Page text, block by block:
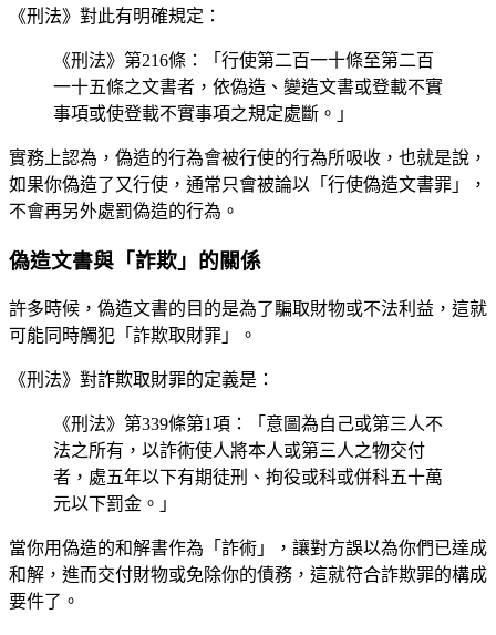
《刑法》對此有明確規定：
《刑法》第216條：「行使第二百一十條至第二百
一十五條之文書者，依偽造、變造文書或登載不實
事項或使登載不實事項之規定處斷。」
實務上認為，偽造的行為會被行使的行為所吸收，也就是說，
如果你偽造了又行使，通常只會被論以「行使偽造文書罪」，
不會再另外處罰偽造的行為。
偽造文書與「詐欺」的關係
許多時候，偽造文書的目的是為了騙取財物或不法利益，這就
可能同時觸犯「詐欺取財罪」。
《刑法》對詐欺取財罪的定義是：
《刑法》第339條第1項：「意圖為自己或第三人不
法之所有，以詐術使人將本人或第三人之物交付
者，處五年以下有期徒刑、拘役或科或併科五十萬
元以下罰金。」
當你用偽造的和解書作為「詐術」，讓對方誤以為你們已達成
和解，進而交付財物或免除你的債務，這就符合詐欺罪的構成
要件了。